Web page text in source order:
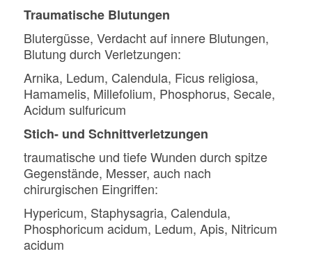
Traumatische Blutungen
Blutergüsse, Verdacht auf innere Blutungen,
Blutung durch Verletzungen:
Arnika, Ledum, Calendula, Ficus religiosa,
Hamamelis, Millefolium, Phosphorus, Secale,
Acidum sulfuricum
Stich- und Schnittverletzungen
traumatische und tiefe Wunden durch spitze
Gegenstände, Messer, auch nach
chirurgischen Eingriffen:
Hypericum, Staphysagria, Calendula,
Phosphoricum acidum, Ledum, Apis, Nitricum
acidum